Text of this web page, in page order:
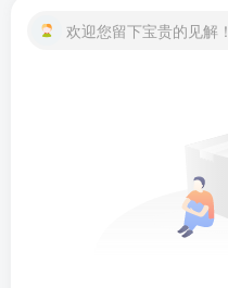
欢迎您留下宝贵的见解！